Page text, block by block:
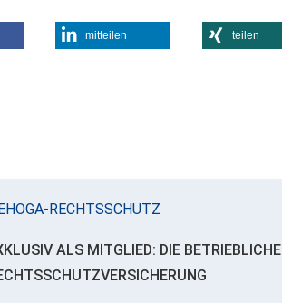
mitteilen teilen
RECHTSSCHUTZ
ALS MITGLIED: DIE BETRIEBLICHE